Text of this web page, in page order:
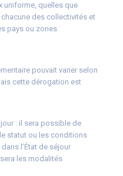
uniforme, quelles que
des collectivités et
pays ou zones
pouvait varier selon
cette dérogation est
: il sera possible de
statut ou les conditions
l’État de séjour
les modalités